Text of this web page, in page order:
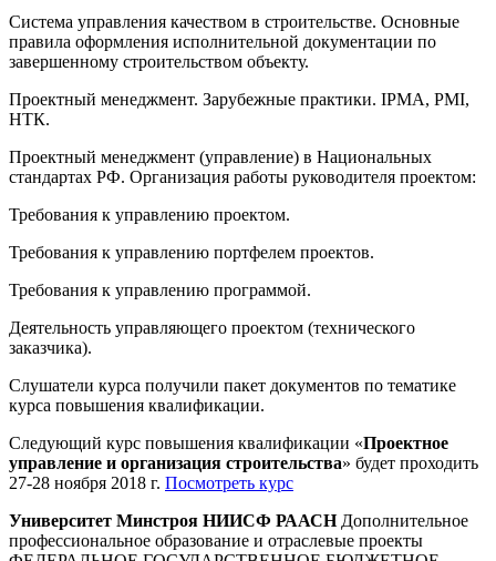
Система управления качеством в строительстве. Основные
правила оформления исполнительной документации по
завершенному строительством объекту.
Проектный менеджмент. Зарубежные практики. IPMA, PMI,
НТК.
Проектный менеджмент (управление) в Национальных
стандартах РФ. Организация работы руководителя проектом:
Требования к управлению проектом.
Требования к управлению портфелем проектов.
Требования к управлению программой.
Деятельность управляющего проектом (технического
заказчика).
Слушатели курса получили пакет документов по тематике
курса повышения квалификации.
Следующий курс повышения квалификации «Проектное
управление и организация строительства» будет проходить
27-28 ноября 2018 г. Посмотреть курс
Университет Минстроя НИИСФ РААСН Дополнительное
профессиональное образование и отраслевые проекты